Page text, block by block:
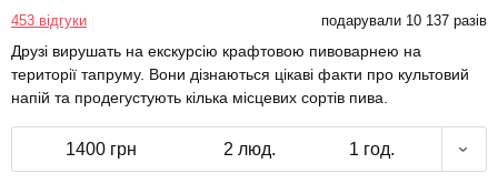
453 відгуки подарували 10 137 разів
Друзі вирушать на екскурсію крафтовою пивоварнею на
території тапруму. Вони дізнаються цікаві факти про культовий
напій та продегустують кілька місцевих сортів пива.
1400 грн 2 люд. 1 год.